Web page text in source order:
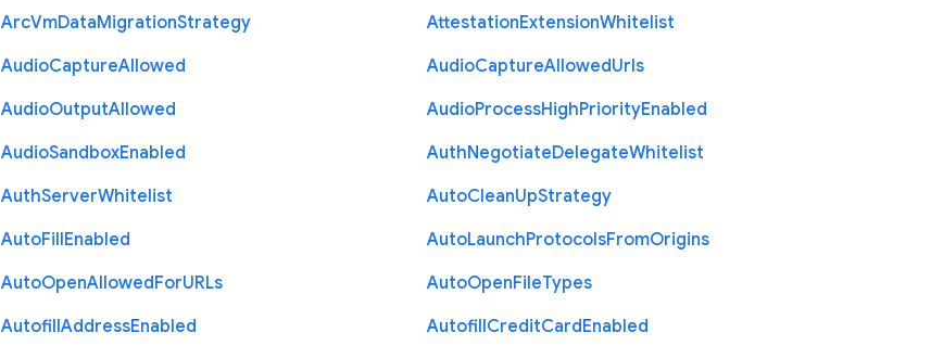
ArcVmDataMigrationStrategy AttestationExtensionWhitelist
AudioCaptureAllowed AudioCaptureAllowedUrls
AudioOutputAllowed AudioProcessHighPriorityEnabled
AudioSandboxEnabled AuthNegotiateDelegateWhitelist
AuthServerWhitelist AutoCleanUpStrategy
AutoFillEnabled AutoLaunchProtocolsFromOrigins
AutoOpenAllowedForURLs AutoOpenFileTypes
AutofillAddressEnabled AutofillCreditCardEnabled